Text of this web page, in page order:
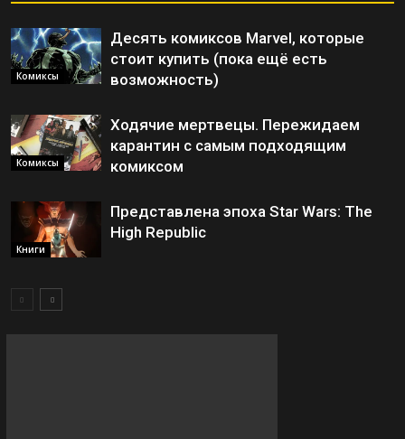
Комиксы
Десять комиксов Marvel, которые
стоит купить (пока ещё есть
возможность)
Комиксы
Ходячие мертвецы. Пережидаем
карантин с самым подходящим
комиксом
Книги
Представлена эпоха Star Wars: The
High Republic